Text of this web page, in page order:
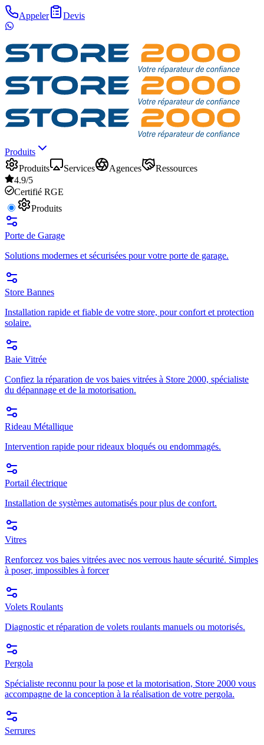
Appeler Devis
Produits
Produits
Services Agences
Ressources
4.9/5
Certifié RGE
Produits
Porte de Garage
Solutions modernes et sécurisées pour votre porte de garage.
Store Bannes
Installation rapide et fiable de votre store, pour confort et protection
solaire.
Baie Vitrée
Confiez la réparation de vos baies vitrées à Store 2000, spécialiste
du dépannage et de la motorisation.
Rideau Métallique
Intervention rapide pour rideaux bloqués ou endommagés.
Portail électrique
Installation de systèmes automatisés pour plus de confort.
Vitres
Renforcez vos baies vitrées avec nos verrous haute sécurité. Simples
à poser, impossibles à forcer
Volets Roulants
Diagnostic et réparation de volets roulants manuels ou motorisés.
Pergola
Spécialiste reconnu pour la pose et la motorisation, Store 2000 vous
accompagne de la conception à la réalisation de votre pergola.
Serrures